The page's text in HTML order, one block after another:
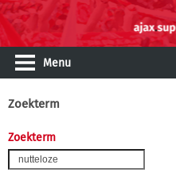
Menu
Zoekterm
Zoekterm